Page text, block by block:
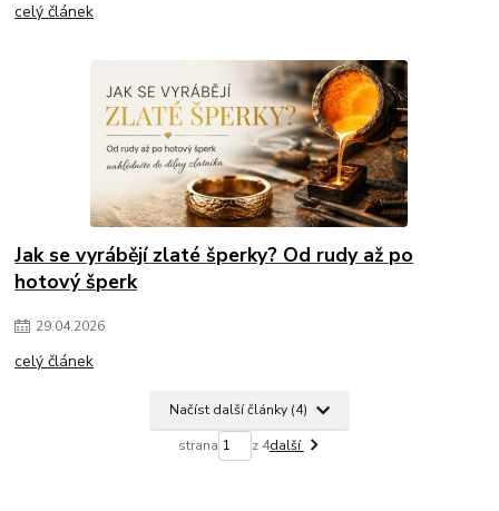
celý článek
Jak se vyrábějí zlaté šperky? Od rudy až po
hotový šperk
29.04.2026
celý článek
Načíst další články (4)
strana z 4další